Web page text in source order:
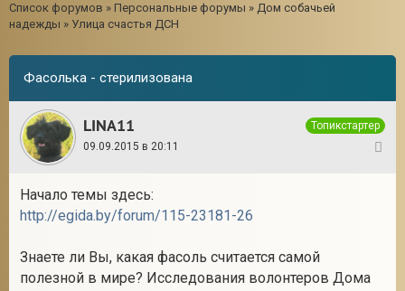
Список форумов » Персональные форумы » Дом собачьей
надежды » Улица счастья ДСН
Фасолька - стерилизована
LINA11
Топикстартер
09.09.2015 в 20:11
Начало темы здесь:
http://egida.by/forum/115-23181-26
Знаете ли Вы, какая фасоль считается самой
полезной в мире? Исследования волонтеров Дома